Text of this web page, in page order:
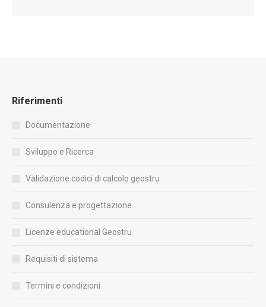
Riferimenti
Documentazione
Sviluppo e Ricerca
Validazione codici di calcolo geostru
Consulenza e progettazione
Licenze educational Geostru
Requisiti di sistema
Termini e condizioni